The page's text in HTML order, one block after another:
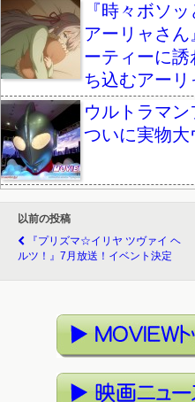
『時々ボソ
アーリャさ
ーティーに
ち込むアーリ
ウルトラマン
ついに実物
以前の投稿
『プリズマ☆イリヤ ツヴァイ ヘ
ルツ！』7月放送！イベント決定